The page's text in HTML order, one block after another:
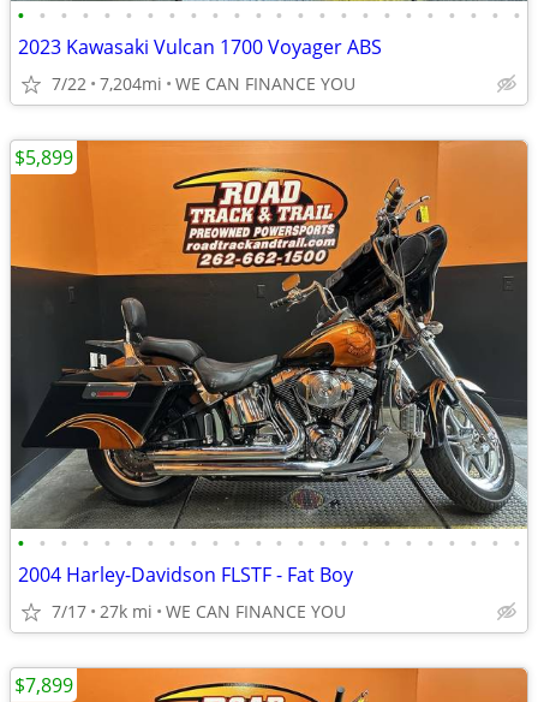
• • • • • • • • • • • • • • • • • • • • • • • •
2023 Kawasaki Vulcan 1700 Voyager ABS
7/22 7,204mi WE CAN FINANCE YOU
• • • • • • • • • • • • • • • • • • • • • • • •
2004 Harley-Davidson FLSTF - Fat Boy
7/17 27k mi WE CAN FINANCE YOU
$5,899
$7,899